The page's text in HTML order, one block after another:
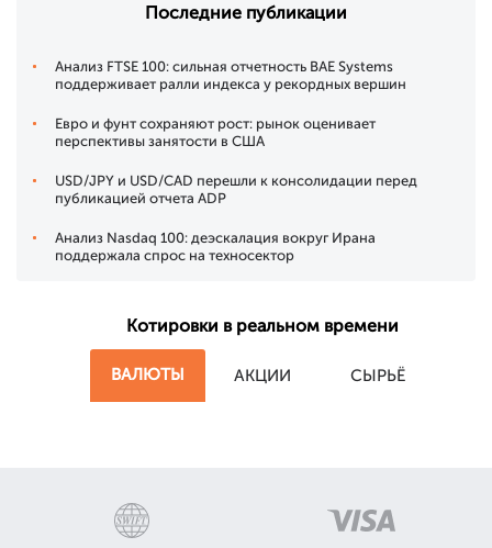
Последние публикации
Анализ FTSE 100: сильная отчетность BAE Systems
поддерживает ралли индекса у рекордных вершин
Евро и фунт сохраняют рост: рынок оценивает
перспективы занятости в США
USD/JPY и USD/CAD перешли к консолидации перед
публикацией отчета ADP
Анализ Nasdaq 100: деэскалация вокруг Ирана
поддержала спрос на техносектор
Котировки в реальном времени
ВАЛЮТЫ АКЦИИ СЫРЬЁ